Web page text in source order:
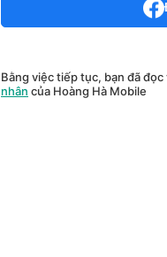
Bằng việc tiếp tục, bạn đã đọc
nhân của Hoàng Hà Mobile